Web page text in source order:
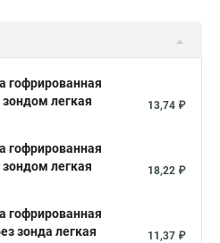
гофрированная
легкая
13,74 ₽
гофрированная
легкая
18,22 ₽
гофрированная
зонда легкая
11,37 ₽